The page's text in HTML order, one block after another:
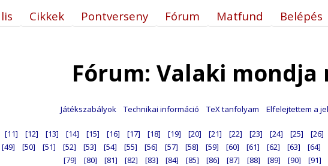
Cikkek Pontverseny Fórum Matfund Belépés
Fórum: Valaki mondja
Játékszabályok Technikai információ TeX tanfolyam Elfelejtettem a
[11] [12] [13] [14] [15] [16] [17] [18] [19] [20] [21] [22] [23] [24] [25] [26]
[49] [50] [51] [52] [53] [54] [55] [56] [57] [58] [59] [60] [61] [62] [63] [64]
[79]
[80] [81] [82] [83] [84] [85] [86] [87] [88] [89] [90] [91]